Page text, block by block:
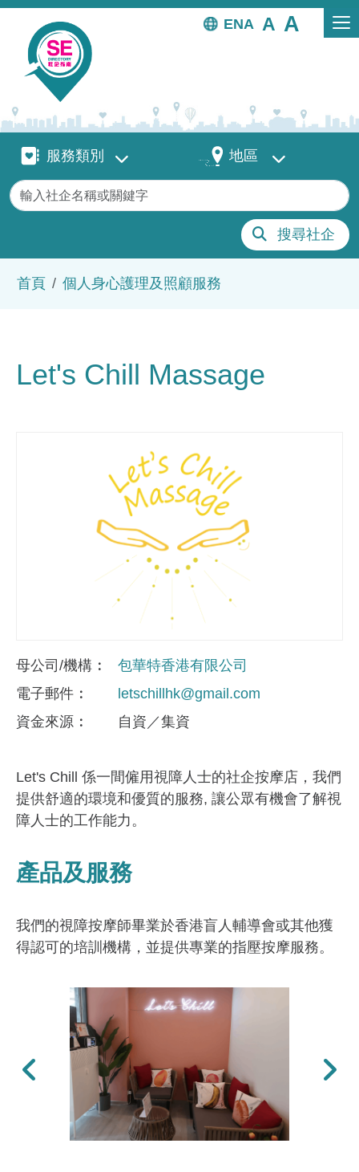
移至主內容
EN
服務類別服務類別 地區 地區
關鍵字
搜尋社企
首頁 個人身心護理及照顧服務
Let's Chill Massage
母公司/機構
包華特香港有限公司
電子郵件
letschillhk@gmail.com
資金來​源
自資／集資
Let's Chill 係一間僱用視障人士的社企按摩店，我們
提供舒適的環境和優質的服務, 讓公眾有機會了解視
障人士的工作能力。
產品及服務
我們的視障按摩師畢業於香港盲人輔導會或其他獲
得認可的培訓機構，並提供專業的指壓按摩服務。
上一張 下一張